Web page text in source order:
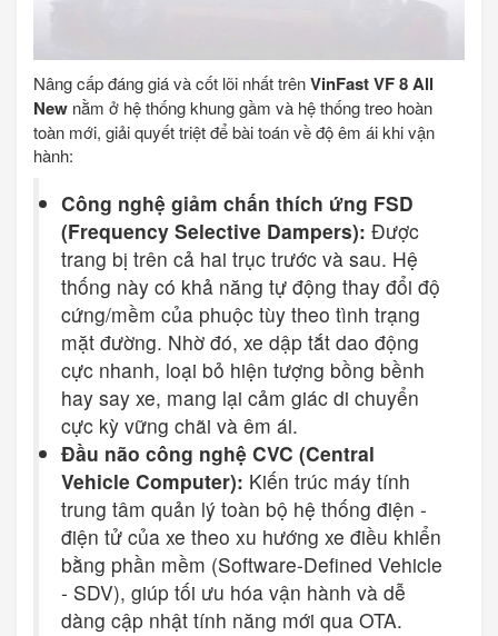
Nâng cấp đáng giá và cốt lõi nhất trênVinFast VF 8 All
New nằm ở hệ thống khung gầm và hệ thống treo hoàn
toàn mới, giải quyết triệt để bài toán về độ êm ái khi vận
hành:
Công nghệ giảm chấn thích ứng FSD
(Frequency Selective Dampers): Được
trang bị trên cả hai trục trước và sau. Hệ
thống này có khả năng tự động thay đổi độ
cứng/mềm của phuộc tùy theo tình trạng
mặt đường. Nhờ đó, xe dập tắt dao động
cực nhanh, loại bỏ hiện tượng bồng bềnh
hay say xe, mang lại cảm giác di chuyển
cực kỳ vững chãi và êm ái.
Đầu não công nghệ CVC (Central
Vehicle Computer): Kiến trúc máy tính
trung tâm quản lý toàn bộ hệ thống điện -
điện tử của xe theo xu hướng xe điều khiển
bằng phần mềm (Software-Defined Vehicle
- SDV), giúp tối ưu hóa vận hành và dễ
dàng cập nhật tính năng mới qua OTA.